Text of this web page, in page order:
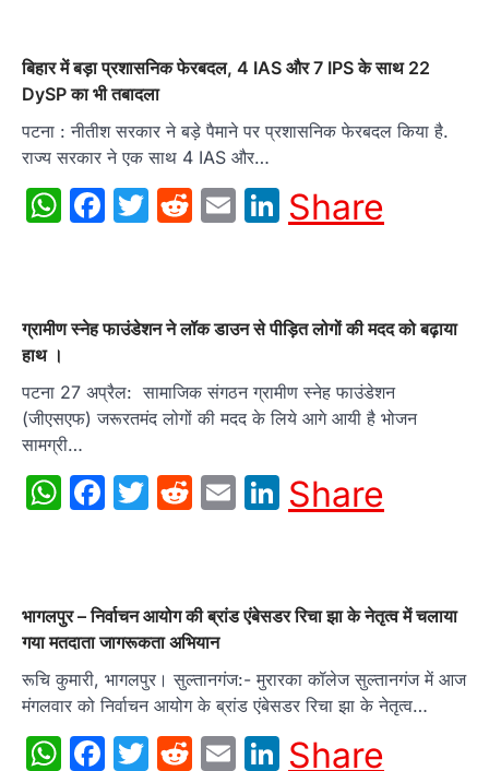
बिहार में बड़ा प्रशासनिक फेरबदल, 4 IAS और 7 IPS के साथ 22
DySP का भी तबादला
पटना : नीतीश सरकार ने बड़े पैमाने पर प्रशासनिक फेरबदल किया है.
राज्य सरकार ने एक साथ 4 IAS और…
WhatsApp
Facebook
Twitter
Reddit
EmailLinkedIn
Share
ग्रामीण स्नेह फाउंडेशन ने लॉक डाउन से पीड़ित लोगों की मदद को बढ़ाया
हाथ ।
पटना 27 अप्रैल: सामाजिक संगठन ग्रामीण स्नेह फाउंडेशन
(जीएसएफ) जरूरतमंद लोगों की मदद के लिये आगे आयी है भोजन
सामग्री…
WhatsApp
Facebook
Twitter
Reddit
EmailLinkedIn
Share
भागलपुर – निर्वाचन आयोग की ब्रांड एंबेसडर रिचा झा के नेतृत्व में चलाया
गया मतदाता जागरूकता अभियान
रूचि कुमारी, भागलपुर। सुल्तानगंज:- मुरारका कॉलेज सुल्तानगंज में आज
मंगलवार को निर्वाचन आयोग के ब्रांड एंबेसडर रिचा झा के नेतृत्व…
WhatsApp
Facebook
Twitter
Reddit
EmailLinkedIn
Share